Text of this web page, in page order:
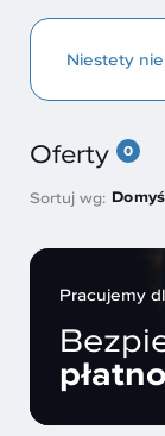
Niestety
Oferty 0
Sortuj wg:
Pracujemy